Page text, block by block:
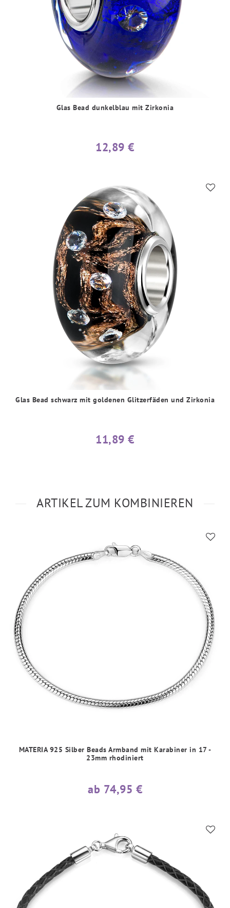
Glas Bead dunkelblau mit Zirkonia
12,89 €
Glas Bead schwarz mit goldenen Glitzerfäden und Zirkonia
11,89 €
ARTIKEL ZUM KOMBINIEREN
MATERIA 925 Silber Beads Armband mit Karabiner in 17 -
23mm rhodiniert
ab 74,95 €